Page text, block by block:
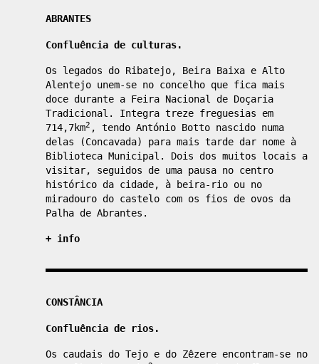
ABRANTES
Confluência de culturas.
Os legados do Ribatejo, Beira Baixa e Alto
Alentejo unem-se no concelho que fica mais
doce durante a Feira Nacional de Doçaria
Tradicional. Integra treze freguesias em
714,7km2 , tendo António Botto nascido numa
delas (Concavada) para mais tarde dar nome à
Biblioteca Municipal. Dois dos muitos locais a
visitar, seguidos de uma pausa no centro
histórico da cidade, à beira-rio ou no
miradouro do castelo com os fios de ovos da
Palha de Abrantes.
+ info
CONSTÂNCIA
Confluência de rios.
Os caudais do Tejo e do Zêzere encontram-se no